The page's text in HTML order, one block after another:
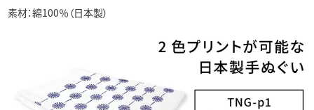
素材：綿100％（日本製）